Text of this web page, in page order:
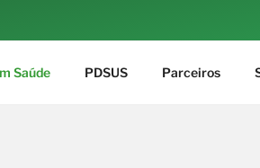
Saúde PDSUS Parceiros